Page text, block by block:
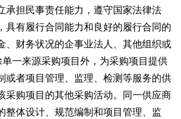
承担民事责任能力，遵守国家法律法
具有履行合同能力和良好的履行合同的
、财务状况的企事业法人、其他组织或
一来源采购项目外，为采购项目提供
或者项目管理、监理、检测等服务的供
采购项目的其他采购活动。同一供应商
整体设计、规范编制和项目管理、监